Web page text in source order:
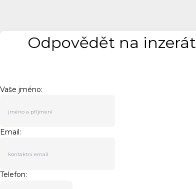
Odpovědět na inzerát
Vaše jméno:
Email:
Telefon: